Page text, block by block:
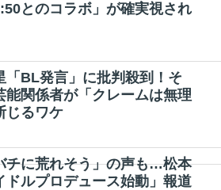
とのコラボ」が確実視され
「BL発言」に批判殺到！そ
能関係者が「クレームは無理
じるワケ
チに荒れそう」の声も…松本
ドルプロデュース始動」報道